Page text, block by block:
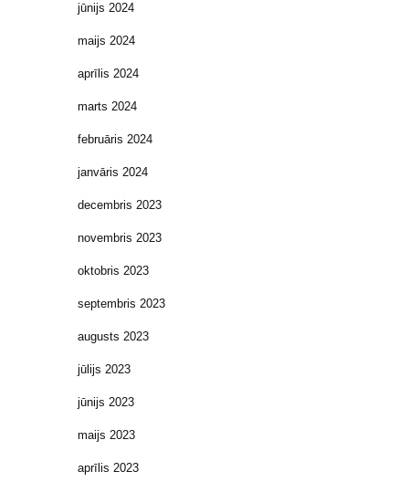
jūnijs 2024
maijs 2024
aprīlis 2024
marts 2024
februāris 2024
janvāris 2024
decembris 2023
novembris 2023
oktobris 2023
septembris 2023
augusts 2023
jūlijs 2023
jūnijs 2023
maijs 2023
aprīlis 2023